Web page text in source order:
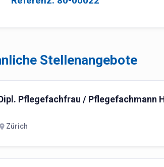
Stellenangebote
Pflegefachfrau / Pflegefachmann
Zürich